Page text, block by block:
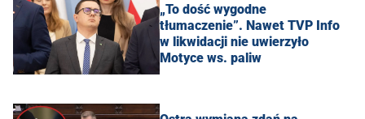
„To dość wygodne
tłumaczenie”. Nawet TVP Info
w likwidacji nie uwierzyło
Motyce ws. paliw